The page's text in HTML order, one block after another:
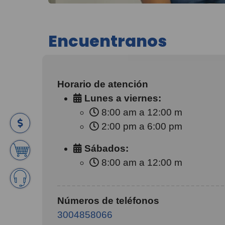
Encuentranos
Horario de atención
Lunes a viernes:
8:00 am a 12:00 m
2:00 pm a 6:00 pm
Sábados:
8:00 am a 12:00 m
Números de teléfonos
3004858066